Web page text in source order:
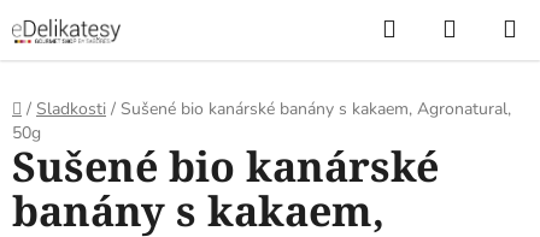
na
obsah
Hledat
KOŠÍK
Domů
/ Sladkosti / Sušené bio kanárské banány s kakaem, Agronatural,
50g
Sušené bio kanárské
banány s kakaem,